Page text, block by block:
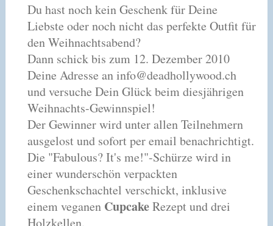
Du hast noch kein Geschenk für Deine
Liebste oder noch nicht das perfekte Outfit für
den Weihnachtsabend?
Dann schick bis zum 12. Dezember 2010
Deine Adresse aninfo@deadhollywood.ch
und versuche Dein Glück beim diesjährigen
Weihnachts-Gewinnspiel!
Der Gewinner wird unter allen Teilnehmern
ausgelost und sofort per email benachrichtigt.
Die "Fabulous? It's me!"-Schürze wird in
einer wunderschön verpackten
Geschenkschachtel verschickt, inklusive
einem veganen CupcakeRezept und drei
Holzkellen.